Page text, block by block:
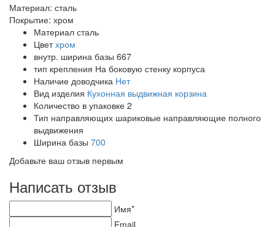
Материал: сталь
Покрытие: хром
Материал сталь
Цвет хром
внутр. ширина базы 667
тип крепления На боковую стенку корпуса
Наличие доводчика Нет
Вид изделия Кухонная выдвижная корзина
Количество в упаковке 2
Тип направляющих шариковые направляющие полного
выдвижения
Ширина базы 700
Добавьте ваш отзыв первым
Написать отзыв
Имя*
Email